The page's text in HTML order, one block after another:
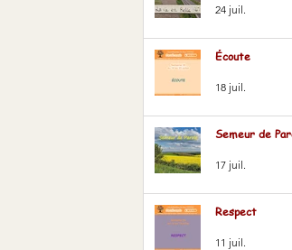
24 juil.
Écoute
18 juil.
Semeur de
17 juil.
Respect
11 juil.